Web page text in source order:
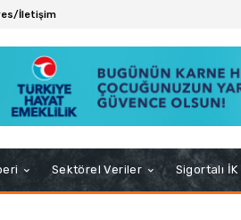
İletişim
Sektörel Veriler Sigortalı İK